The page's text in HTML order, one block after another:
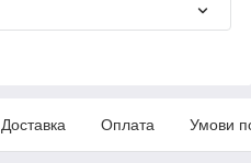
Доставка Оплата Умови